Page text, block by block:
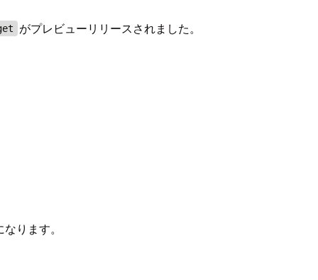
がプレビューリリースされました。
ります。